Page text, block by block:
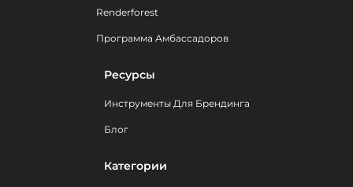
Renderforest
Программа Амбассадоров
Ресурсы
Инструменты Для Брендинга
Блог
Категории